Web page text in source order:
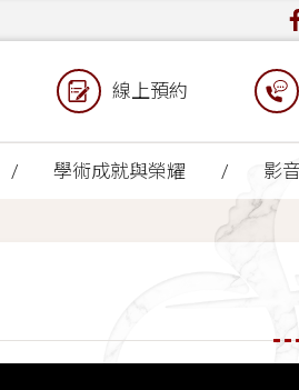
線上預約
學術成就與榮耀 影